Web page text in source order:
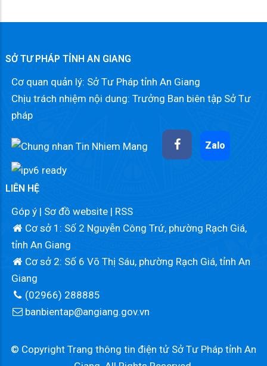
SỞ TƯ PHÁP TỈNH AN GIANG
Cơ quan quản lý: Sở Tư Pháp tỉnh An Giang
Chịu trách nhiệm nội dung: Trưởng Ban biên tập Sở Tư
pháp
Zalo
LIÊN HỆ
Góp ý | Sơ đồ website | RSS
Cơ sở 1: Số 2 Nguyễn Công Trứ, phường Rạch Giá,
tỉnh An Giang
Cơ sở 2: Số 6 Võ Thị Sáu, phường Rạch Giá, tỉnh An
Giang
(02966) 288885
banbientap@angiang.gov.vn
© Copyright Trang thông tin điện tử Sở Tư Pháp tỉnh An